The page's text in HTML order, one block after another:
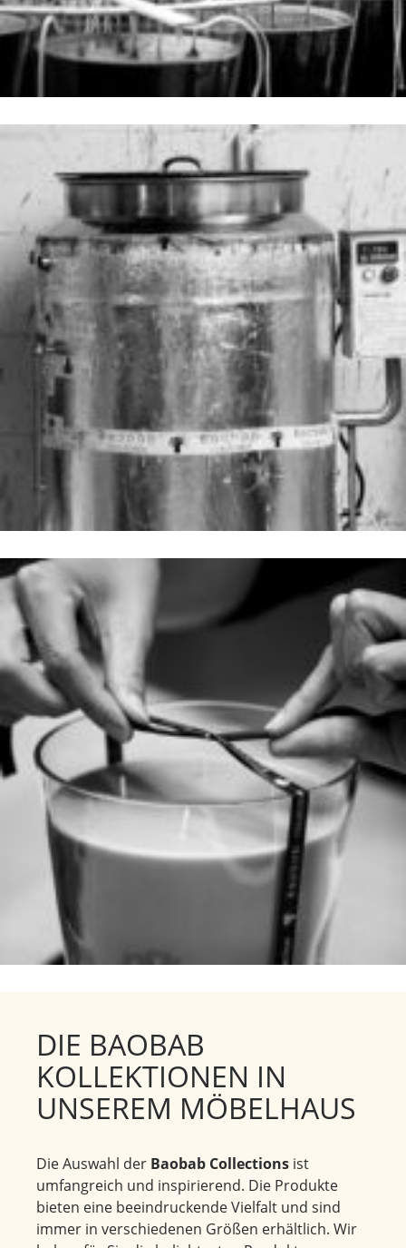
DIE BAOBAB
KOLLEKTIONEN IN
UNSEREM MÖBELHAUS
Die Auswahl der Baobab Collections ist
umfangreich und inspirierend. Die Produkte
bieten eine beeindruckende Vielfalt und sind
immer in verschiedenen Größen erhältlich. Wir